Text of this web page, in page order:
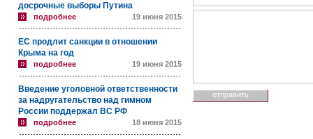
досрочные выборы Путина
подробнее 19 июня 2015
ЕС продлит санкции в отношении
Крыма на год
подробнее 19 июня 2015
Введение уголовной ответственности
за надругательство над гимном
России поддержал ВС РФ
подробнее 18 июня 2015